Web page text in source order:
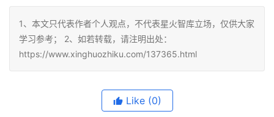
1、本文只代表作者个人观点，不代表星火智库立场，仅供大家
学习参考； 2、如若转载，请注明出处：
https://www.xinghuozhiku.com/137365.html
Like (0)